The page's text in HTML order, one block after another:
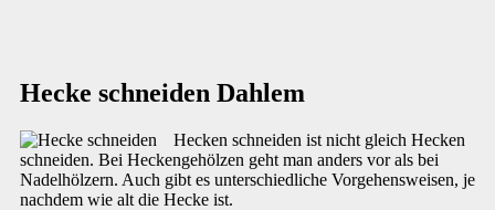
Hecke schneiden Dahlem
Hecken schneiden ist nicht gleich Hecken
schneiden. Bei Heckengehölzen geht man anders vor als bei
Nadelhölzern. Auch gibt es unterschiedliche Vorgehensweisen, je
nachdem wie alt die Hecke ist.